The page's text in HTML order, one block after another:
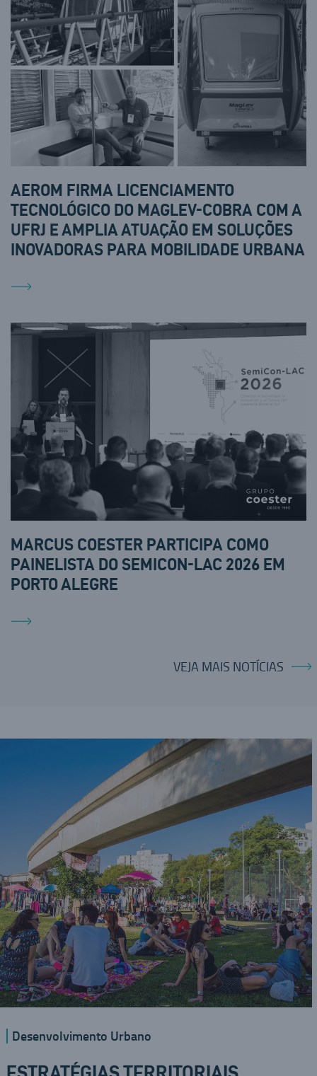
AEROM FIRMA LICENCIAMENTO
TECNOLÓGICO DO MAGLEV-COBRA COM A
UFRJ E AMPLIA ATUAÇÃO EM SOLUÇÕES
INOVADORAS PARA MOBILIDADE URBANA
MARCUS COESTER PARTICIPA COMO
PAINELISTA DO SEMICON-LAC 2026 EM
PORTO ALEGRE
VEJA MAIS NOTÍCIAS
Desenvolvimento Urbano